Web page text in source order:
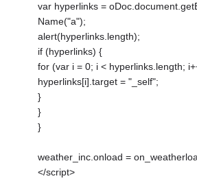
var hyperlinks =
Name("a");
alert(hyperlinks.length);
if (hyperlinks) {
for (var i = 0; i < hyperlinks.length;
hyperlinks[i].target = "_self";
}
}
}
weather_inc.onload =
</script>